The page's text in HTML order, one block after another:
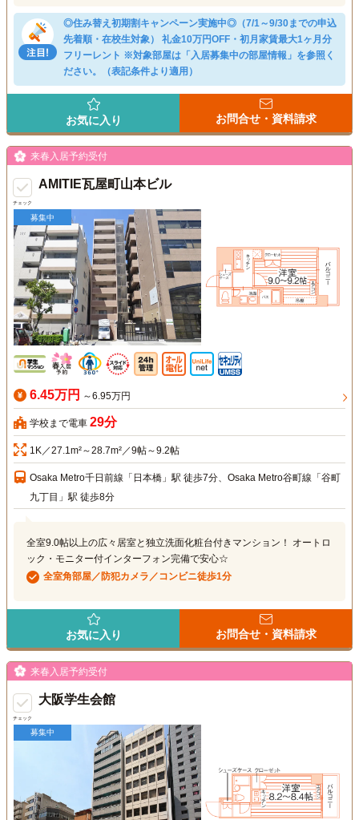
◎住み替え初期割キャンペーン実施中◎（7/1～9/30までの申込
先着順・在校生対象） 礼金10万円OFF・初月家賃最大1ヶ月分
フリーレント ※対象部屋は「入居募集中の部屋情報」を参照く
ださい。（表記条件より適用）
お気に入り お問合せ・資料請求
チェック
来春入居予約受付
AMITIE瓦屋町山本ビル
募集中
6.45万円 ～6.95万円
学校まで電車 29分
1K／27.1m²～28.7m²／9帖～9.2帖
Osaka Metro千日前線「日本橋」駅 徒歩7分、Osaka Metro谷町線「谷町
九丁目」駅 徒歩8分
全室9.0帖以上の広々居室と独立洗面化粧台付きマンション！ オートロ
ック・モニター付インターフォン完備で安心☆
全室角部屋／防犯カメラ／コンビニ徒歩1分
お気に入り お問合せ・資料請求
チェック
来春入居予約受付
大阪学生会館
募集中